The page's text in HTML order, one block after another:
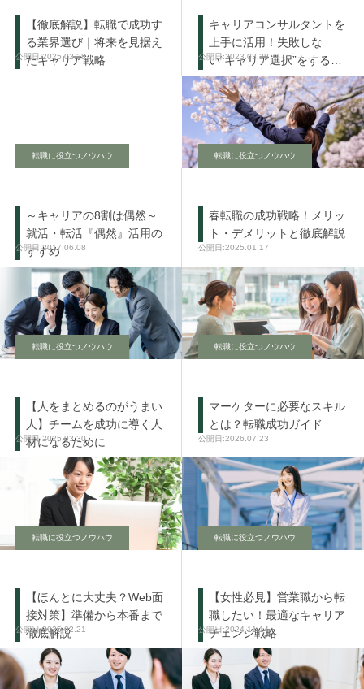
【徹底解説】転職で成功す
る業界選び｜将来を見据え
たキャリア戦略
2025.02.28
キャリアコンサルタントを
上手に活用！失敗しな
い“キャリア選択”をするた
めに
2023.03.28
転職に役立つノウハウ
～キャリアの8割は偶然～
就活・転活『偶然』活用の
すすめ2017.06.08
転職に役立つノウハウ
春転職の成功戦略！メリッ
ト・デメリットと徹底解説
2025.01.17
転職に役立つノウハウ
【人をまとめるのがうまい
人】チームを成功に導く人
材になるために
2025.03.30
転職に役立つノウハウ
マーケターに必要なスキル
とは？転職成功ガイド
2026.07.23
転職に役立つノウハウ
【ほんとに大丈夫？Web面
接対策】準備から本番まで
徹底解説
2025.02.21
転職に役立つノウハウ
【女性必見】営業職から転
職したい！最適なキャリア
チェンジ戦略
2024.11.14